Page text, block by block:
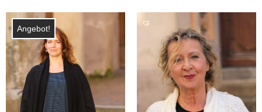
419,00 €
ist:
379,00 €
Angebot!